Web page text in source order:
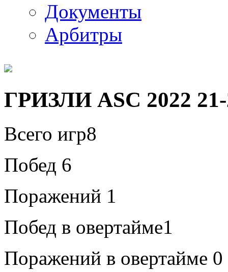
Документы
Арбитры
ГРИЗЛИ ASC 2022
Всего игр8
Побед 6
Поражений 1
Побед в овертайме1
Поражений в овертайме 0